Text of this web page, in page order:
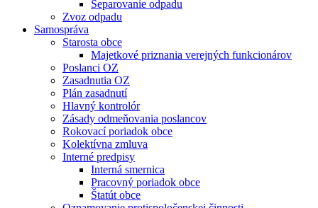
Separovanie odpadu
Zvoz odpadu
Samospráva
Starosta obce
Majetkové priznania verejných funkcionárov
Poslanci OZ
Zasadnutia OZ
Plán zasadnutí
Hlavný kontrolór
Zásady odmeňovania poslancov
Rokovací poriadok obce
Kolektívna zmluva
Interné predpisy
Interná smernica
Pracovný poriadok obce
Štatút obce